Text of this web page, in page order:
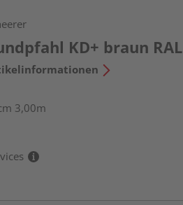
KD+ braun RAL
3,00m